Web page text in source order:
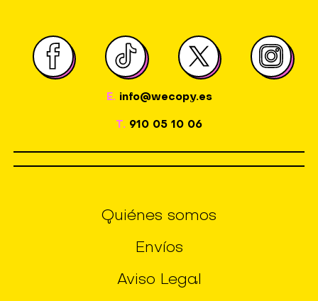
E. info@wecopy.es
T. 910 05 10 06
Quiénes somos
Envíos
Aviso Legal